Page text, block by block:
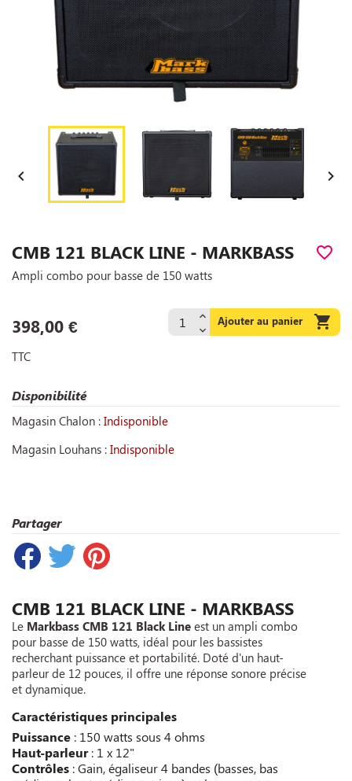
 
CMB 121 BLACK LINE - MARKBASS favorite_border
Ampli combo pour basse de 150 watts
398,00 € Ajouter au panier 
TTC
Disponibilité
Magasin Chalon : Indisponible
Magasin Louhans : Indisponible
Partager
CMB 121 BLACK LINE - MARKBASS
Le Markbass CMB 121 Black Line est un ampli combo
pour basse de 150 watts, idéal pour les bassistes
recherchant puissance et portabilité. Doté d'un haut-
parleur de 12 pouces, il offre une réponse sonore précise
et dynamique.
Caractéristiques principales
Puissance : 150 watts sous 4 ohms
Haut-parleur: 1 x 12"
Contrôles : Gain, égaliseur 4 bandes (basses, bas